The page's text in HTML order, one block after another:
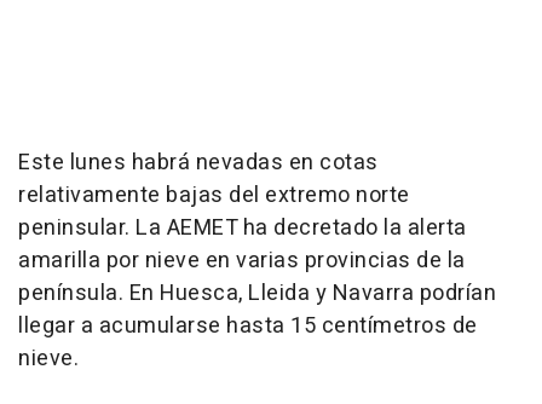
Este lunes habrá nevadas en cotas
relativamente bajas del extremo norte
peninsular. La AEMET ha decretado la alerta
amarilla por nieve en varias provincias de la
península. En Huesca, Lleida y Navarra podrían
llegar a acumularse hasta 15 centímetros de
nieve.